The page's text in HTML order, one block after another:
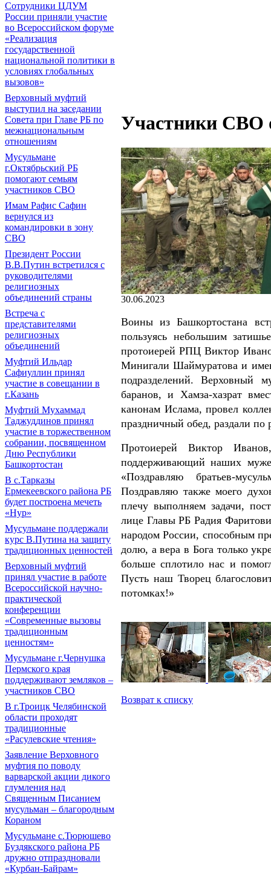
Сотрудники ЦДУМ
России приняли участие
во Всероссийском форуме
«Реализация
государственной
национальной политики в
условиях глобальных
вызовов»
Верховный муфтий
выступил на заседании
Совета при Главе РБ по
межнациональным
отношениям
Мусульмане
г.Октябрьский РБ
помогают семьям
участников СВО
Имам Рафис Сафин
вернулся из
командировки в зону
СВО
Президент России
В.В.Путин встретился с
руководителями
религиозных
объединений страны
Встреча с
представителями
религиозных
объединений
Муфтий Ильдар
Сафиуллин принял
участие в совещании в
г.Казань
Муфтий Мухаммад
Таджуддинов принял
участие в торжественном
собрании, посвященном
Дню Республики
Башкортостан
В с.Тарказы
Ермекеевского района РБ
будет построена мечеть
«Нур»
Мусульмане поддержали
курс В.Путина на защиту
традиционных ценностей
Верховный муфтий
принял участие в работе
Всероссийской научно-
практической
конференции
«Современные вызовы
традиционным
ценностям»
Мусульмане г.Чернушка
Пермского края
поддерживают земляков –
участников СВО
В г.Троицк Челябинской
области проходят
традиционные
«Расулевские чтения»
Заявление Верховного
муфтия по поводу
варварской акции дикого
глумления над
Священным Писанием
мусульман – благородным
Кораном
Мусульмане с.Тюрюшево
Буздякского района РБ
дружно отпраздновали
«Курбан-Байрам»
Участники СВО
30.06.2023
Воины из Башкортостана
пользуясь небольшим
протоиерей РПЦ Виктор
Минигали Шаймуратова и
подразделений. Верховный
баранов, и Хамза-хазрат
канонам Ислама, провел
праздничный обед, раздали
Протоиерей Виктор
поддерживающий наших
«Поздравляю братьев-
Поздравляю также моего
плечу выполняем задачи,
лице Главы РБ Радия
народом России, способным
долю, а вера в Бога только
больше сплотило нас и
Пусть наш Творец
потомках!»
Возврат к списку